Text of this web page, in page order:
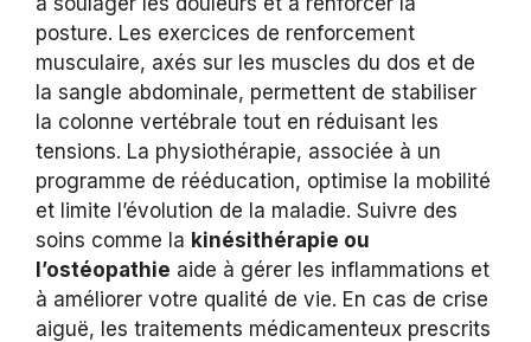
posture. Les exercices de renforcement
musculaire, axés sur les muscles du dos et de
la sangle abdominale, permettent de stabiliser
la colonne vertébrale tout en réduisant les
tensions. La physiothérapie, associée à un
programme de rééducation, optimise la mobilité
et limite l’évolution de la maladie. Suivre des
soins comme la kinésithérapie ou
l’ostéopathie aide à gérer les inflammations et
à améliorer votre qualité de vie. En cas de crise
aiguë, les traitements médicamenteux prescrits